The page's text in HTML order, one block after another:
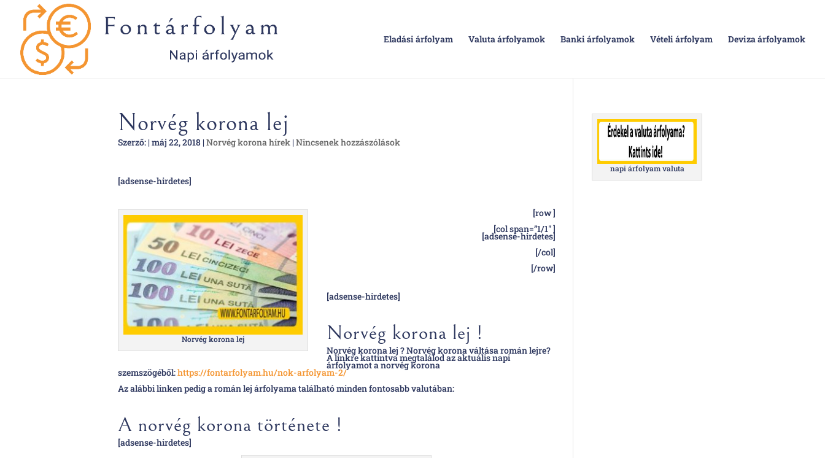
Eladási árfolyam Valuta árfolyamok Banki árfolyamok Vételi árfolyam Deviza árfolyamok
Norvég korona lej
Szerző: | máj 22, 2018 | Norvég korona hírek | Nincsenek hozzászólások
[adsense-hirdetes]
Norvég korona lej
[row ]
[col span=”1/1″ ]
[adsense-hirdetes]
[/col]
[/row]
[adsense-hirdetes]
Norvég korona lej !
Norvég korona lej ? Norvég korona váltása román lejre?
A linkre kattintva megtalálod az aktuális napi
árfolyamot a norvég korona
szemszögéből:https://fontarfolyam.hu/nok-arfolyam-2/
Az alábbi linken pedig a román lej árfolyama található minden fontosabb valutában:
A norvég korona története !
[adsense-hirdetes]
napi árfolyam valuta